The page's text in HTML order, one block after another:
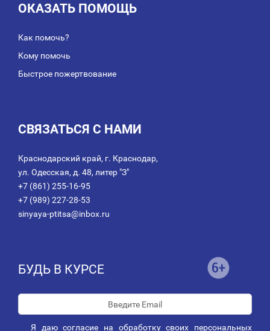
ОКАЗАТЬ ПОМОЩЬ
Как помочь?
Кому помочь
Быстрое пожертвование
СВЯЗАТЬСЯ С НАМИ
Краснодарский край, г. Краснодар,
ул. Одесская, д. 48, литер "З"
+7 (861) 255-16-95
+7 (989) 227-28-53
sinyaya-ptitsa@inbox.ru
БУДЬ В КУРСЕ
Я даюсогласие на обработку своих персональных